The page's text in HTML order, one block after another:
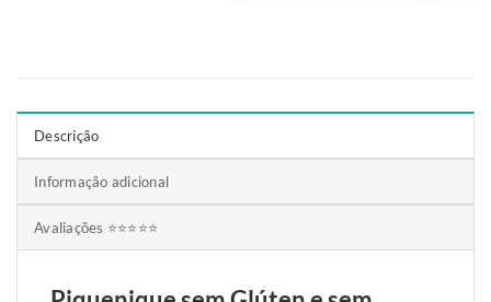
Descrição
Informação adicional
Avaliações ⭐⭐⭐⭐⭐